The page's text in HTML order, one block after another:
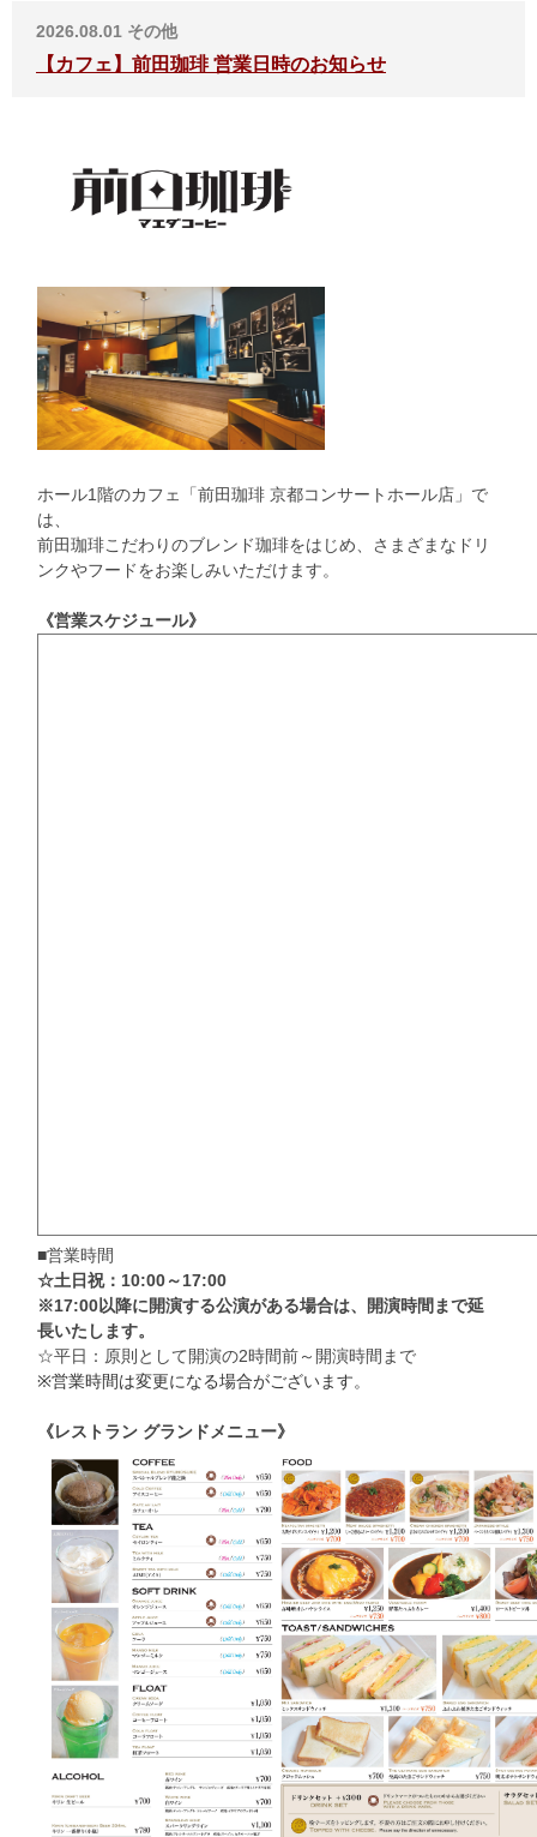
2026.08.01 その他
【カフェ】前田珈琲 営業日時のお知らせ
ホール1階のカフェ「前田珈琲 京都コンサートホール店」で
は、
前田珈琲こだわりのブレンド珈琲をはじめ、さまざまなドリ
ンクやフードをお楽しみいただけます。
《営業スケジュール》
■営業時間
☆土日祝：10:00～17:00
※17:00以降に開演する公演がある場合は、開演時間まで延
長いたします。
☆平日：原則として開演の2時間前～開演時間まで
※営業時間は変更になる場合がございます。
《レストラン グランドメニュー》